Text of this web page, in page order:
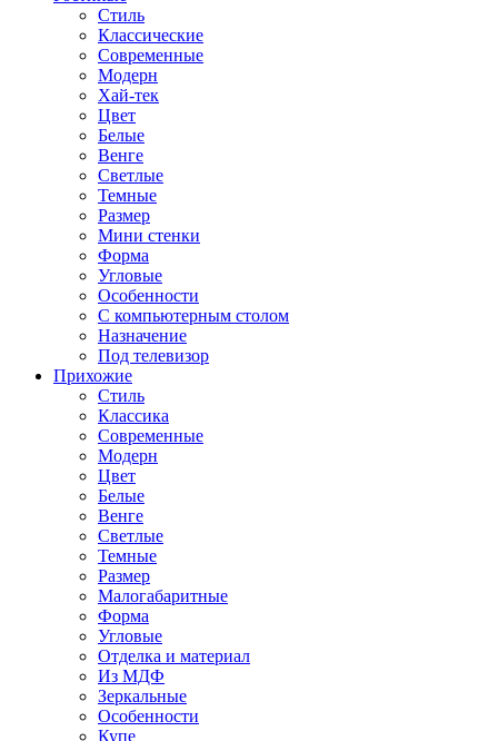
Стиль
Классические
Современные
Модерн
Хай-тек
Цвет
Белые
Венге
Светлые
Темные
Размер
Мини стенки
Форма
Угловые
Особенности
С компьютерным столом
Назначение
Под телевизор
Прихожие
Стиль
Классика
Современные
Модерн
Цвет
Белые
Венге
Светлые
Темные
Размер
Малогабаритные
Форма
Угловые
Отделка и материал
Из МДФ
Зеркальные
Особенности
Купе